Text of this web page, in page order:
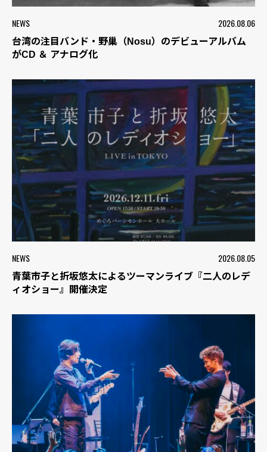
NEWS 2026.08.06
台湾の注目バンド・野巢（Nosu）のデビューアルバム
がCD ＆ アナログ化
NEWS 2026.08.05
青葉市子と折坂悠太によるツーマンライブ『二人のレデ
ィオショー』開催決定